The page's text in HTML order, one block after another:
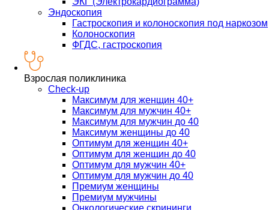
Эндоскопия
Гастроскопия и колоноскопия под наркозом
Колоноскопия
ФГДС, гастроскопия
Взрослая поликлиника
Check-up
Максимум для женщин 40+
Максимум для мужчин 40+
Максимум для мужчин до 40
Максимум женщины до 40
Оптимум для женщин 40+
Оптимум для женщин до 40
Оптимум для мужчин 40+
Оптимум для мужчин до 40
Премиум женщины
Премиум мужчины